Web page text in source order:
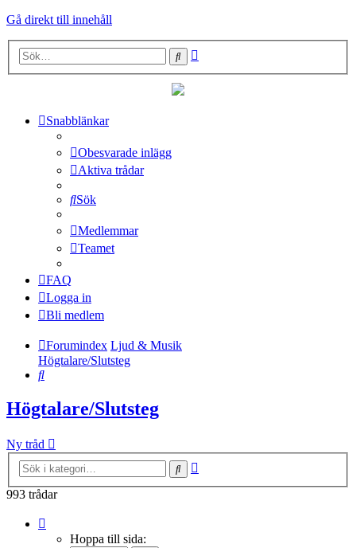
Gå direkt till innehåll
Sök
Snabblänkar
Obesvarade inlägg
Aktiva trådar
Sök
Medlemmar
Teamet
FAQ
Logga in
Bli medlem
Forumindex Ljud & Musik
Högtalare/Slutsteg
Sök
Högtalare/Slutsteg
Ny tråd
Sök
993 trådar
Hoppa till sida: